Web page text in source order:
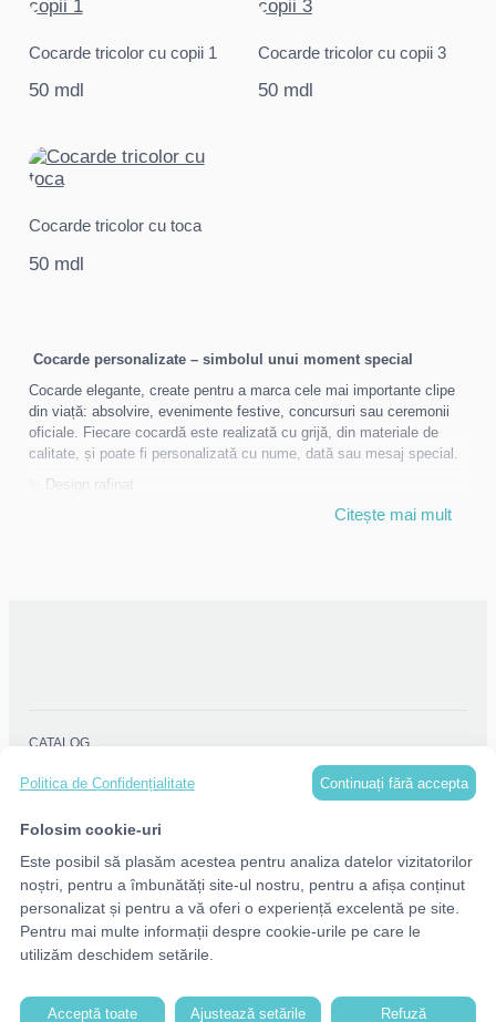
Cocarde tricolor cu copii 1
50 mdl
Cocarde tricolor cu copii 3
50 mdl
Cocarde tricolor cu toca
50 mdl
Cocarde personalizate – simbolul unui moment special
Cocarde elegante, create pentru a marca cele mai importante clipe
din viață: absolvire, evenimente festive, concursuri sau ceremonii
oficiale. Fiecare cocardă este realizată cu grijă, din materiale de
calitate, și poate fi personalizată cu nume, dată sau mesaj special.
✨ Design rafinat
Citește mai mult
CATALOG
CONTACTE
Politica de Confidențialitate Continuați fără accepta
Folosim cookie-uri
Este posibil să plasăm acestea pentru analiza datelor vizitatorilor
noștri, pentru a îmbunătăți site-ul nostru, pentru a afișa conținut
personalizat și pentru a vă oferi o experiență excelentă pe site.
Pentru mai multe informații despre cookie-urile pe care le
utilizăm deschidem setările.
Acceptă toate Ajustează setările Refuză